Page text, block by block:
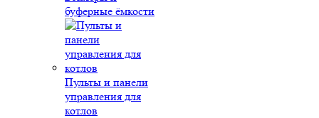
буферные ёмкости
Пульты и панели
управления для
котлов